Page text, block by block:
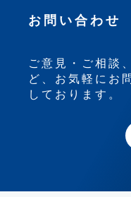
お問い合わせ
ご意見・ご相談
ど、お気軽にお
しております。